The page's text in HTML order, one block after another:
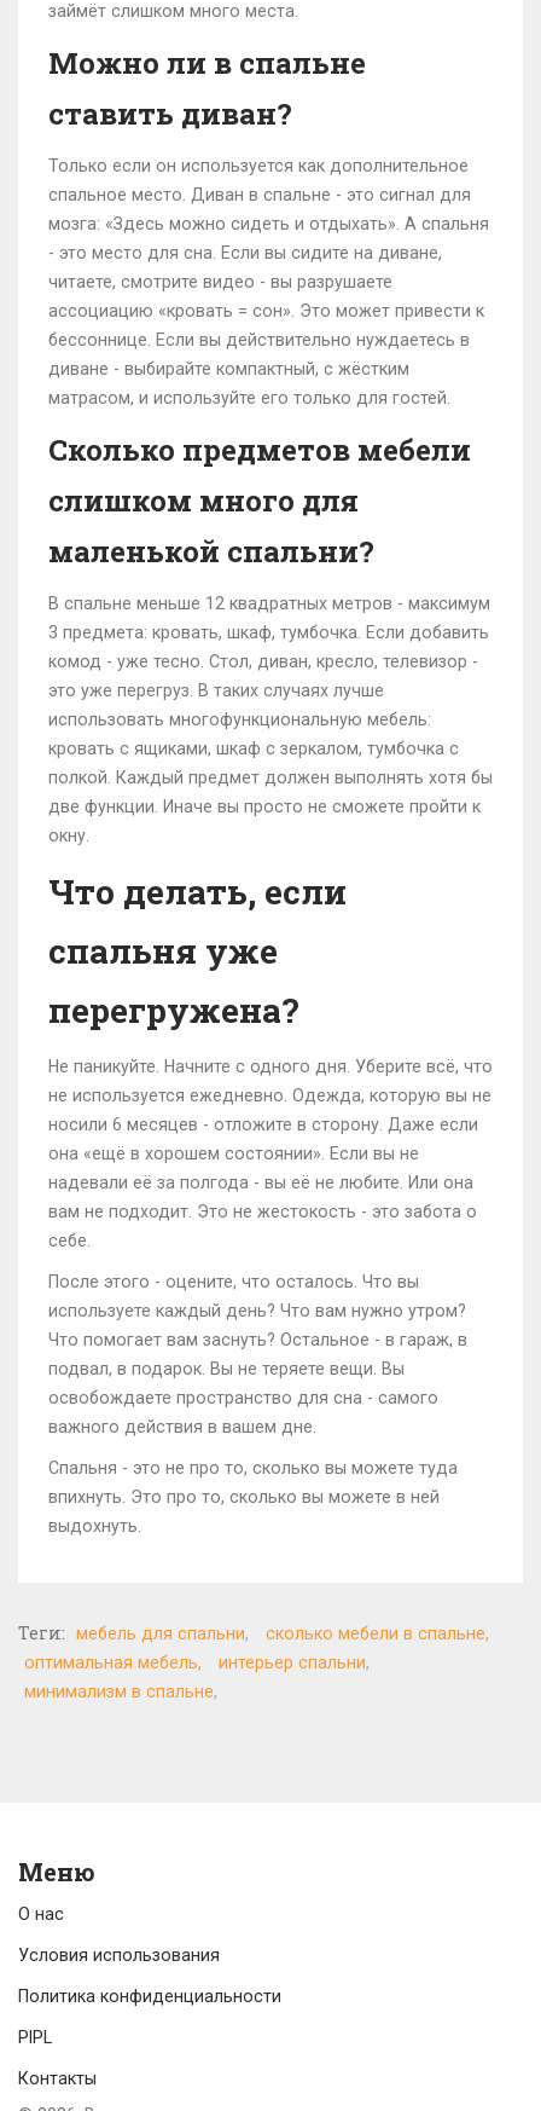
займёт слишком много места.
Можно ли в спальне
ставить диван?
Только если он используется как дополнительное
спальное место. Диван в спальне - это сигнал для
мозга: «Здесь можно сидеть и отдыхать». А спальня
- это место для сна. Если вы сидите на диване,
читаете, смотрите видео - вы разрушаете
ассоциацию «кровать = сон». Это может привести к
бессоннице. Если вы действительно нуждаетесь в
диване - выбирайте компактный, с жёстким
матрасом, и используйте его только для гостей.
Сколько предметов мебели
слишком много для
маленькой спальни?
В спальне меньше 12 квадратных метров - максимум
3 предмета: кровать, шкаф, тумбочка. Если добавить
комод - уже тесно. Стол, диван, кресло, телевизор -
это уже перегруз. В таких случаях лучше
использовать многофункциональную мебель:
кровать с ящиками, шкаф с зеркалом, тумбочка с
полкой. Каждый предмет должен выполнять хотя бы
две функции. Иначе вы просто не сможете пройти к
окну.
Что делать, если
спальня уже
перегружена?
Не паникуйте. Начните с одного дня. Уберите всё, что
не используется ежедневно. Одежда, которую вы не
носили 6 месяцев - отложите в сторону. Даже если
она «ещё в хорошем состоянии». Если вы не
надевали её за полгода - вы её не любите. Или она
вам не подходит. Это не жестокость - это забота о
себе.
После этого - оцените, что осталось. Что вы
используете каждый день? Что вам нужно утром?
Что помогает вам заснуть? Остальное - в гараж, в
подвал, в подарок. Вы не теряете вещи. Вы
освобождаете пространство для сна - самого
важного действия в вашем дне.
Спальня - это не про то, сколько вы можете туда
впихнуть. Это про то, сколько вы можете в ней
выдохнуть.
Теги: мебель для спальни
сколько мебели в спальне
оптимальная мебель
интерьер спальни
минимализм в спальне
Меню
О нас
Условия использования
Политика конфиденциальности
PIPL
Контакты